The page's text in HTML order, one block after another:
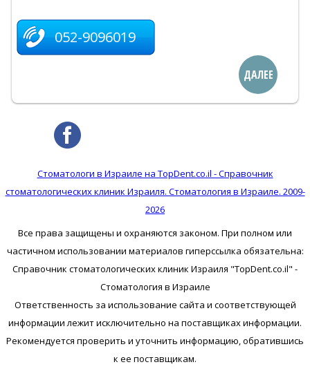
052-9096019
ДАЛЕЕ
Стоматологи в Израиле на TopDent.co.il - Справочник
стоматологических клиник Израиля. Стоматология в Израиле. 2009-
2026
Все права защищены и охраняются законом. При полном или
частичном использовании материалов гиперссылка обязательна:
Справочник стоматологических клиник Израиля "TopDent.co.il" -
Стоматология в Израиле
Ответственность за использование сайта и соответствующей
информации лежит исключительно на поставщиках информации.
Рекомендуется проверить и уточнить информацию, обратившись
к ее поставщикам.